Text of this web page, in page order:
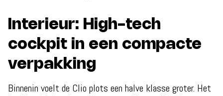
Interieur: High-tech
cockpit in een compacte
verpakking
Binnenin voelt de Clio plots een halve klasse groter. Het